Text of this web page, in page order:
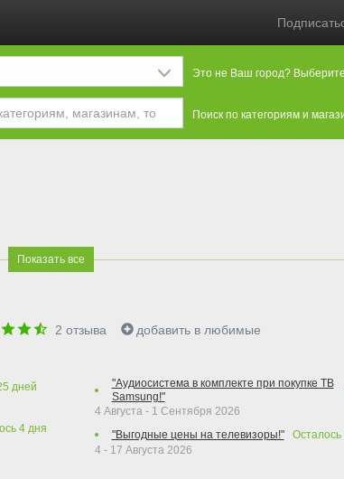
Это не Ваш город?
Поиск по категориям и
Показать все
2 отзыва добавить в любимые
дней
4дня
"Аудиосистема в комплекте при покупке ТВ
Samsung!"
4 Августа - 1 Сентября 2026
"Выгодные цены на телевизоры!"
Осталось
4 - 17 Августа 2026